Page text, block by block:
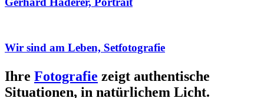
Wir sind am Leben, Setfotografie
Ihre Fotografie zeigt authentische
Situationen, in natürlichem Licht.